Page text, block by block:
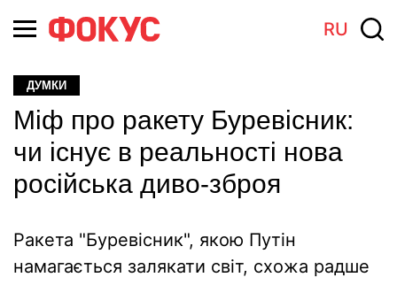
RU
ДУМКИ
Міф про ракету Буревісник:
чи існує в реальності нова
російська диво-зброя
Ракета "Буревісник", якою Путін
намагається залякати світ, схожа радше